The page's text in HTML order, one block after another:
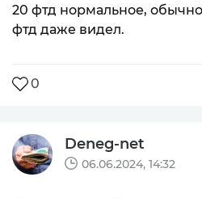
20 фтд нормальное,
фтд даже видел.
0
Deneg-net
06.06.2024, 14:32